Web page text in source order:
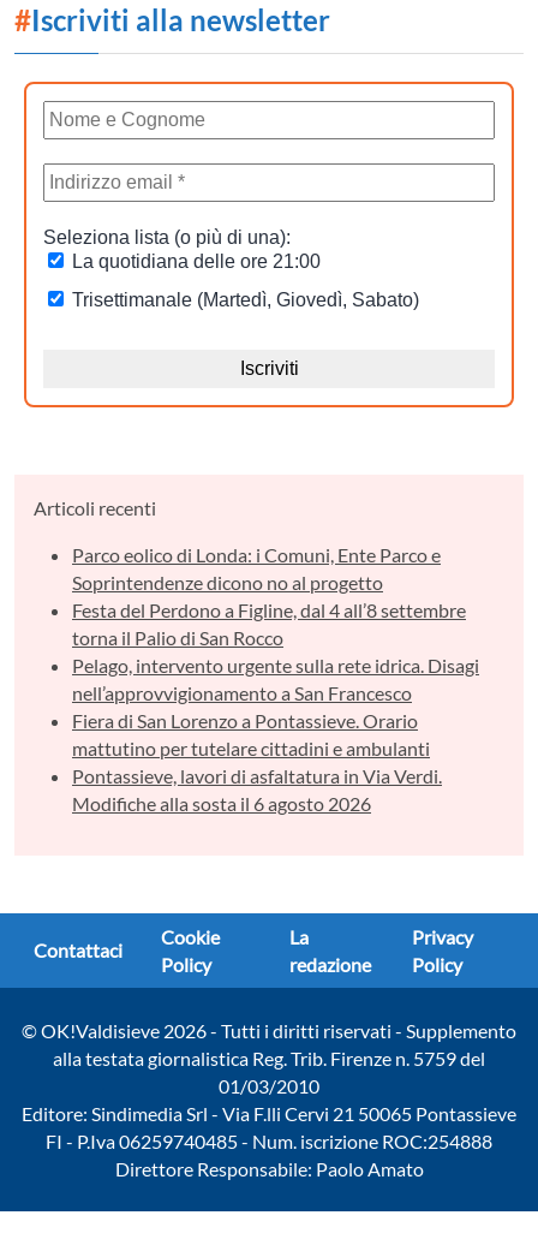
#Iscriviti alla newsletter
Articoli recenti
Parco eolico di Londa: i Comuni, Ente Parco e
Soprintendenze dicono no al progetto
Festa del Perdono a Figline, dal 4 all’8 settembre
torna il Palio di San Rocco
Pelago, intervento urgente sulla rete idrica. Disagi
nell’approvvigionamento a San Francesco
Fiera di San Lorenzo a Pontassieve. Orario
mattutino per tutelare cittadini e ambulanti
Pontassieve, lavori di asfaltatura in Via Verdi.
Modifiche alla sosta il 6 agosto 2026
Contattaci
Cookie
Policy
La
redazione
Privacy
Policy
© OK!Valdisieve 2026 - Tutti i diritti riservati - Supplemento
alla testata giornalistica Reg. Trib. Firenze n. 5759 del
01/03/2010
Editore: Sindimedia Srl - Via F.lli Cervi 21 50065 Pontassieve
FI - P.Iva 06259740485 - Num. iscrizione ROC:254888
Direttore Responsabile: Paolo Amato